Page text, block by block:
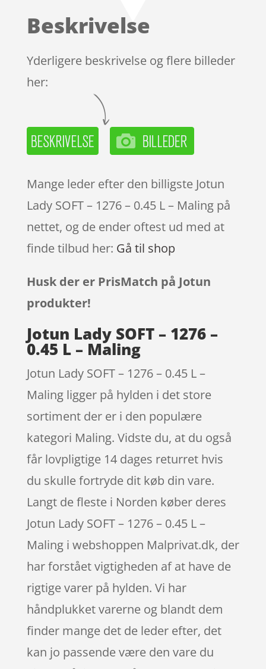
Beskrivelse
Yderligere beskrivelse og flere billeder
her:
Mange leder efter den billigste Jotun
Lady SOFT – 1276 – 0.45 L – Maling på
nettet, og de ender oftest ud med at
finde tilbud her: Gå til shop
Husk der er PrisMatch på Jotun
produkter!
Jotun Lady SOFT – 1276 –
0.45 L – Maling
Jotun Lady SOFT – 1276 – 0.45 L –
Maling ligger på hylden i det store
sortiment der er i den populære
kategori Maling. Vidste du, at du også
får lovpligtige 14 dages returret hvis
du skulle fortryde dit køb din vare.
Langt de fleste i Norden køber deres
Jotun Lady SOFT – 1276 – 0.45 L –
Maling i webshoppen Malprivat.dk, der
har forstået vigtigheden af at have de
rigtige varer på hylden. Vi har
håndplukket varerne og blandt dem
finder mange det de leder efter, det
kan jo passende være den vare du